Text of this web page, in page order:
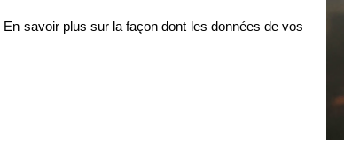
En savoir plus sur la façon dont les données de vos